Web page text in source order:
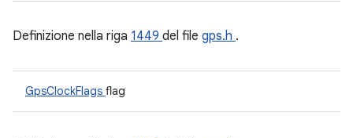
Definizione nella riga 1449 del file gps.h .
GpsClockFlags flag